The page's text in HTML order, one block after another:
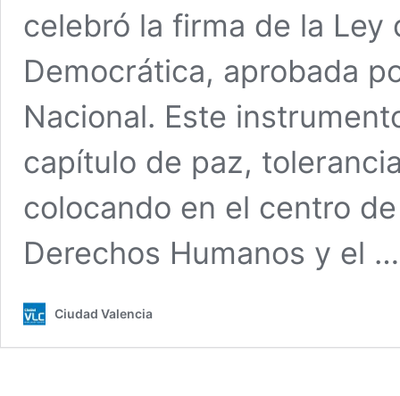
celebró la firma de la Ley
Democrática, aprobada
Nacional. Este
capítulo de paz,
colocando en el centro
Derechos Humanos y el
Ciudad Valencia